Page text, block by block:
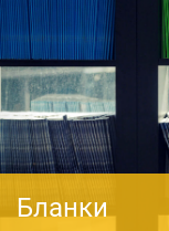
Бланки